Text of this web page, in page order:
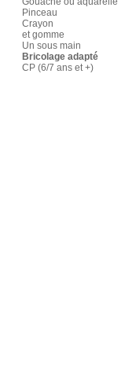
Pinceau
Crayon
et gomme
Un sous main
Bricolage adapté
CP (6/7 ans et +)